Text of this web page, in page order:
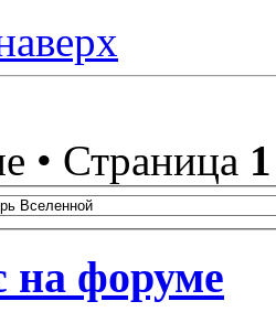
• Страница 1
на форуме